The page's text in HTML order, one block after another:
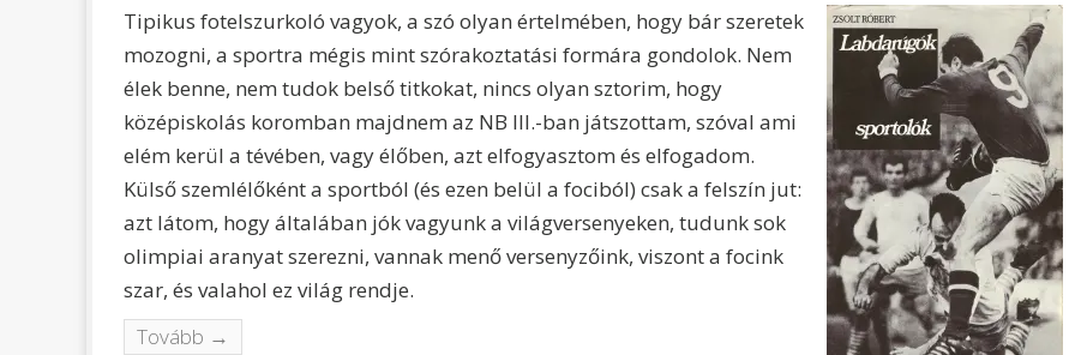
Tipikus fotelszurkoló vagyok, a szó olyan értelmében, hogy bár szeretek
mozogni, a sportra mégis mint szórakoztatási formára gondolok. Nem
élek benne, nem tudok belső titkokat, nincs olyan sztorim, hogy
középiskolás koromban majdnem az NB III.-ban játszottam, szóval ami
elém kerül a tévében, vagy élőben, azt elfogyasztom és elfogadom.
Külső szemlélőként a sportból (és ezen belül a fociból) csak a felszín jut:
azt látom, hogy általában jók vagyunk a világversenyeken, tudunk sok
olimpiai aranyat szerezni, vannak menő versenyzőink, viszont a focink
szar, és valahol ez világ rendje.
Tovább →